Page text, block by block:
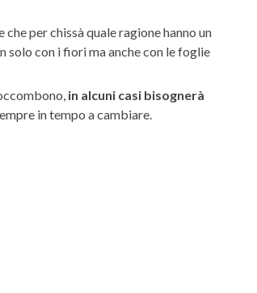
per chissà quale ragione hanno un
solo con i fiori ma anche con le foglie
in alcuni casi bisognerà
in tempo a cambiare.